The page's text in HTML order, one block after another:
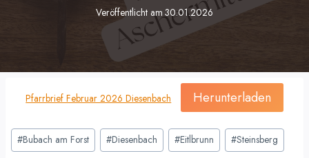
Veröffentlicht am 30.01.2026
Pfarrbrief Februar 2026 Diesenbach Herunterladen
Schlagworte:
#Bubach am Forst #Diesenbach #Eitlbrunn #Steinsberg